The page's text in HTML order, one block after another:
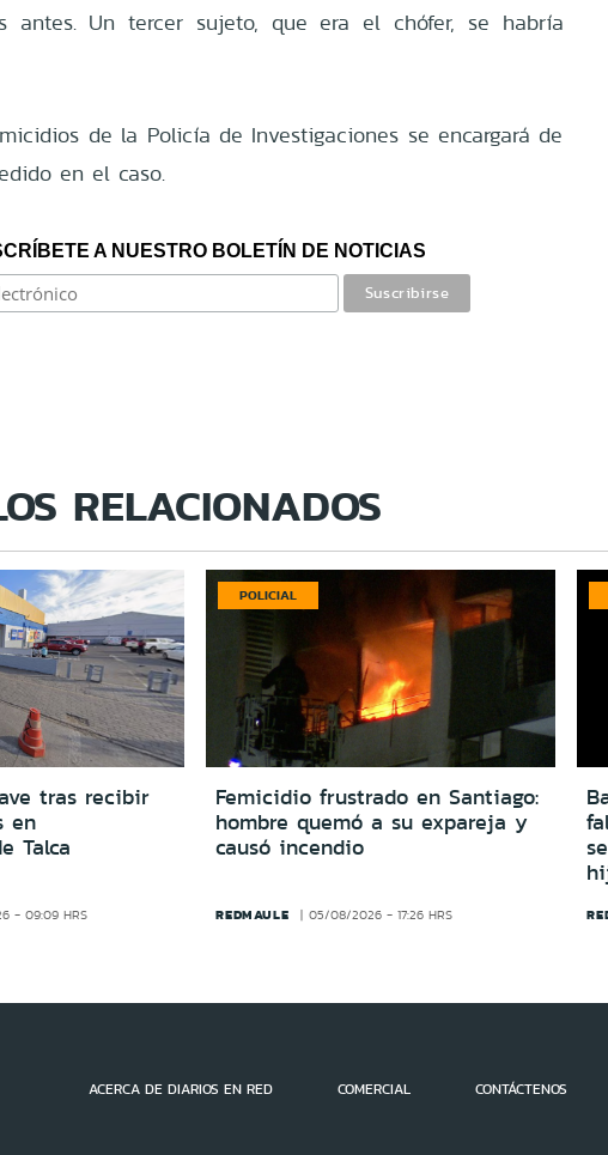
antes. Un tercer sujeto, que era el chófer, se habría
de la Policía de Investigaciones se encargará de
en el caso.
A NUESTRO BOLETÍN DE NOTICIAS
RELACIONADOS
tras recibir
en
Talca
- 09:09 HRS
POLICIAL
Femicidio frustrado en Santiago:
hombre quemó a su expareja y
causó incendio
REDMAULE 05/08/2026 - 17:26 HRS
ACERCA DE DIARIOS EN RED COMERCIAL CONTÁCTENOS